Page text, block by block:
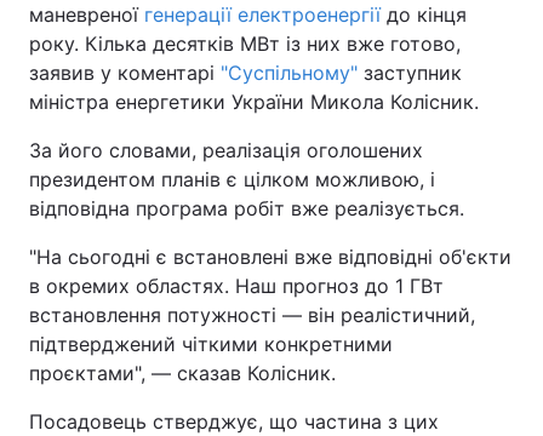
маневреної генерації електроенергіїдо кінця
року. Кілька десятків МВт із них вже готово,
заявив у коментарі "Суспільному" заступник
міністра енергетики України Микола Колісник.
За його словами, реалізація оголошених
президентом планів є цілком можливою, і
відповідна програма робіт вже реалізується.
"На сьогодні є встановлені вже відповідні об'єкти
в окремих областях. Наш прогноз до 1 ГВт
встановлення потужності — він реалістичний,
підтверджений чіткими конкретними
проєктами", — сказав Колісник.
Посадовець стверджує, що частина з цих